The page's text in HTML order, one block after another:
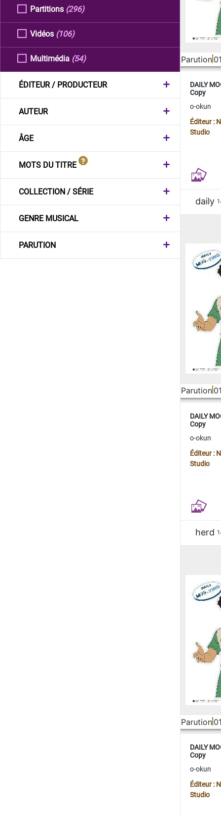
Partitions (296)
Vidéos (106)
Multimédia (54)
ÉDITEUR / PRODUCTEUR
AUTEUR
ÂGE
MOTS DU TITRE
COLLECTION / SÉRIE
GENRE MUSICAL
PARUTION
Parution
DAILY
Copy
o-okun
Éditeur :
Studio
daily
Parution
DAILY
Copy
o-okun
Éditeur :
Studio
herd
Parution
DAILY
Copy
o-okun
Éditeur :
Studio